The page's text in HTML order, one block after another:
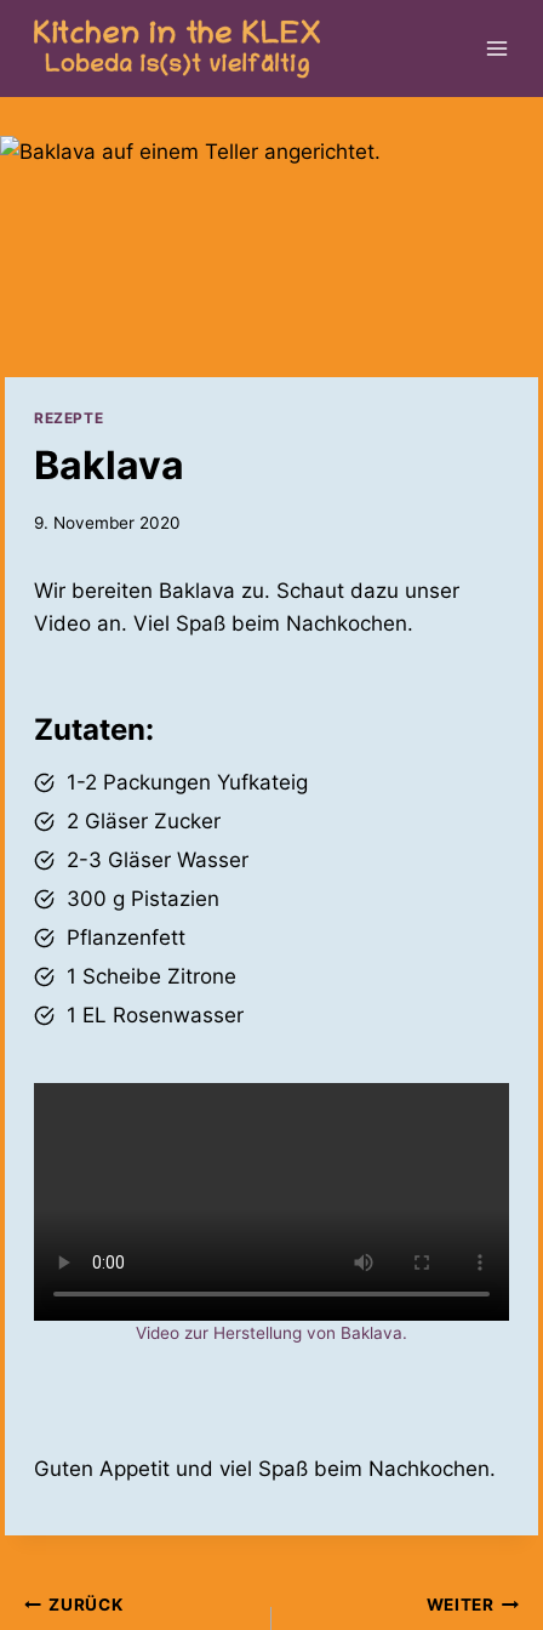
Zum
Inhalt
REZEPTE
Baklava
9. November 2020
Wir bereiten Baklava zu. Schaut dazu unser
Video an. Viel Spaß beim Nachkochen.
Zutaten:
1-2 Packungen Yufkateig
2 Gläser Zucker
2-3 Gläser Wasser
300 g Pistazien
Pflanzenfett
1 Scheibe Zitrone
1 EL Rosenwasser
Video zur Herstellung von Baklava.
Guten Appetit und viel Spaß beim Nachkochen.
Beitragsnavigation
ZURÜCK WEITER